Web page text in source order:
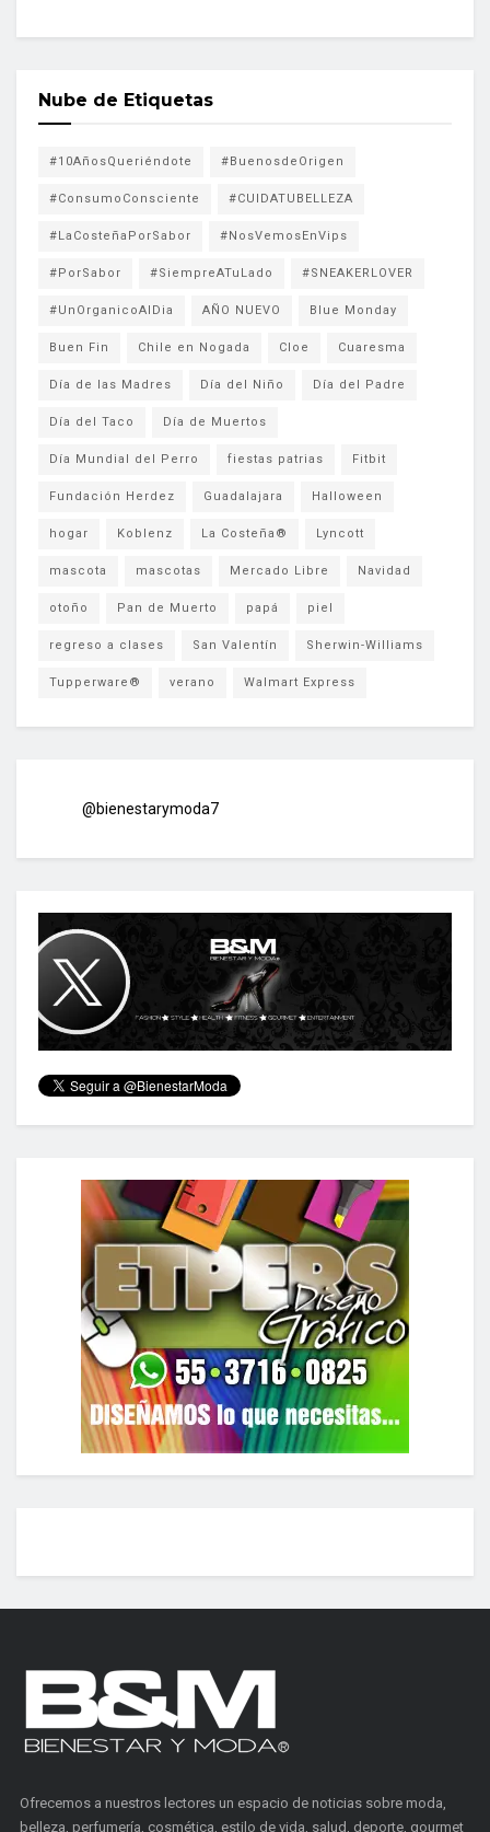
Nube de Etiquetas
#10AñosQueriéndote #BuenosdeOrigen
#ConsumoConsciente #CUIDATUBELLEZA
#LaCosteñaPorSabor #NosVemosEnVips
#PorSabor #SiempreATuLado #SNEAKERLOVER
#UnOrganicoAlDia AÑO NUEVO Blue Monday
Buen Fin Chile en Nogada Cloe Cuaresma
Día de las Madres Día del Niño Día del Padre
Día del Taco Día de Muertos
Día Mundial del Perro fiestas patrias Fitbit
Fundación Herdez Guadalajara Halloween
hogar Koblenz La Costeña® Lyncott
mascota mascotas Mercado Libre Navidad
otoño Pan de Muerto papá piel
regreso a clases San Valentín Sherwin-Williams
Tupperware® verano Walmart Express
@bienestarymoda7
Ofrecemos a nuestros lectores un espacio de noticias sobre moda,
belleza, perfumería, cosmética, estilo de vida, salud, deporte, gourmet